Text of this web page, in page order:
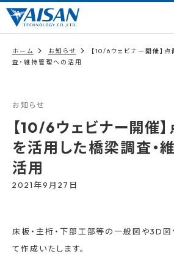
ホーム お知らせ
【10/6ウェビナー開催】
査・維持管理への活用
お知らせ
【10/6ウェビナー開催
を活用した橋梁調査・
活用
2021年9月27日
床板・主桁・下部工部等の一般図や3D
て作成いたします。